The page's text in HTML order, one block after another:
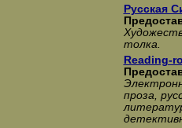
Русская
толка.
Reading-
проза,